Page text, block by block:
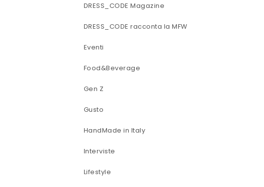
DRESS_CODE Magazine
DRESS_CODE racconta la MFW
Eventi
Food&Beverage
Gen Z
Gusto
HandMade in Italy
Interviste
Lifestyle